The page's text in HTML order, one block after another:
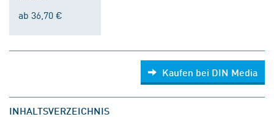
ab 36,70 €
Kaufen bei DIN Media
INHALTSVERZEICHNIS